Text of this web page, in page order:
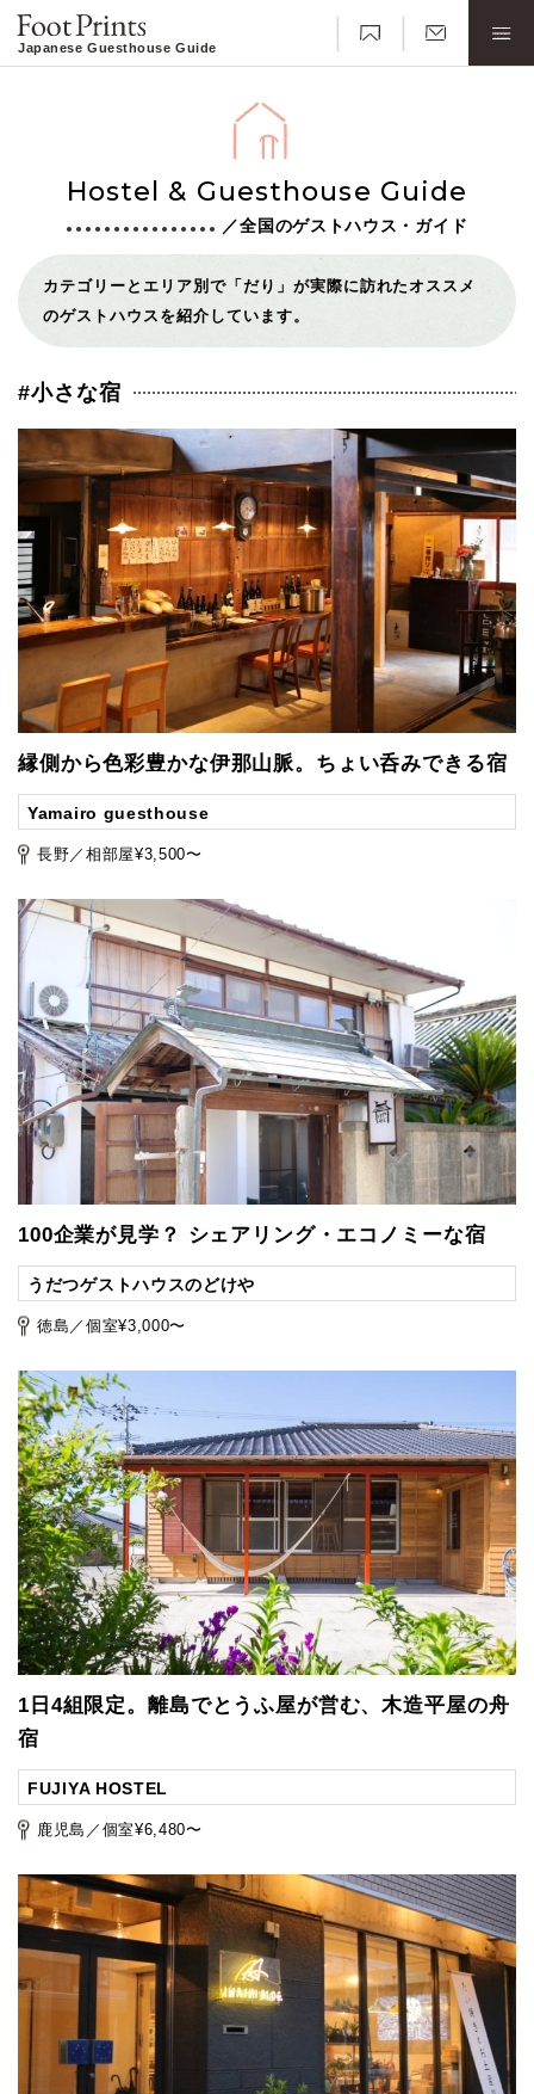
Japanese Guesthouse Guide
Hostel & Guesthouse Guide
／全国のゲストハウス・ガイド
カテゴリーとエリア別で「だり」が実際に訪れたオススメ
のゲストハウスを紹介しています。
#小さな宿
縁側から色彩豊かな伊那山脈。ちょい呑みできる宿
Yamairo guesthouse
長野／相部屋¥3,500〜
100企業が見学？ シェアリング・エコノミーな宿
うだつゲストハウスのどけや
徳島／個室¥3,000〜
1日4組限定。離島でとうふ屋が営む、木造平屋の舟
宿
FUJIYA HOSTEL
鹿児島／個室¥6,480〜